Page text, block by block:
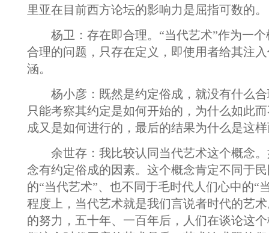
里亚在目前西方论坛的影响力是屈指可数的。
杨卫：存在即合理。“当代艺术”作为一个
合理的问题，只存在定义，即使用者给其注
涵。
杨小彦：既然是约定俗成，就没有什么合
只能考察其约定是如何开始的，为什么如此
成又是如何进行的，最后的结果为什么是这
余世存：我比较认同当代艺术这个概念。
念有约定俗成的因素。这个概念肯定不同于
的“当代艺术”、也不同于毛时代人们心中的“
程度上，当代艺术就是我们言说者时代的艺
的努力，五十年、一百年后，人们在谈论这